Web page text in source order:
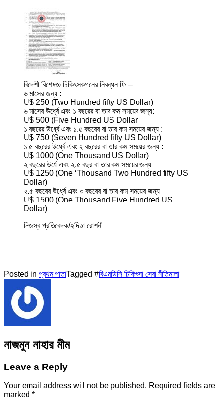
বিদেশী বিশেষজ্ঞ চিকিৎসকগনের নিবন্ধন ফি –
৬ মাসের জন্য :
U$ 250 (Two Hundred fifty US Dollar)
৬ মাসের উর্ধ্বে এবং ১ বছরের বা তার কম সময়ের জন্য:
U$ 500 (Five Hundred US Dollar
১ বছরের উর্ধ্বে এবং ১.৫ বছরের বা তার কম সময়ের জন্য :
U$ 750 (Seven Hundred fifty US Dollar)
১.৫ বছরের উর্ধ্বে এবং ২ বছরের বা তার কম সময়ের জন্য :
U$ 1000 (One Thousand US Dollar)
২ বছরের উর্ধে এবং ২.৫ বছর বা তার কম সময়ের জন্য
U$ 1250 (One ‘Thousand Two Hundred fifty US
Dollar)
২.৫ বছরের উর্ধ্বে এবং ৩ বছরের বা তার কম সময়ের জন্য
U$ 1500 (One Thousand Five Hundred US
Dollar)
নিজস্ব প্রতিবেদক/হৃদিতা রোশনী
Posted in প্রথম পাতাTagged #বিএমডিসি চিকিৎসা সেবা নীতিমালা
নাজমুন নাহার মীম
Leave a Reply
Your email address will not be published. Required fields are
marked *